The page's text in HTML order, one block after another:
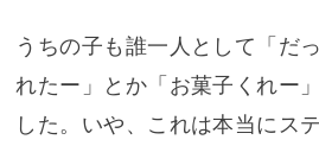
うちの子も誰一人として「だ
れたー」とか「お菓子くれー
した。いや、これは本当にス